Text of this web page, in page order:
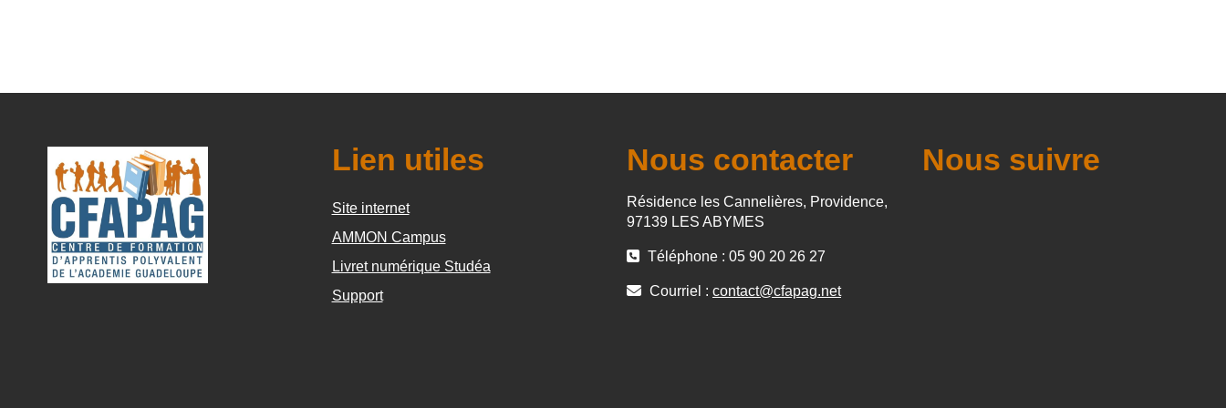
Lien utiles
Site internet
AMMON Campus
Livret numérique Studéa
Support
Nous contacter
Résidence les Cannelières, Providence,
97139 LES ABYMES
Téléphone : 05 90 20 26 27
Courriel : contact@cfapag.net
Nous suivre